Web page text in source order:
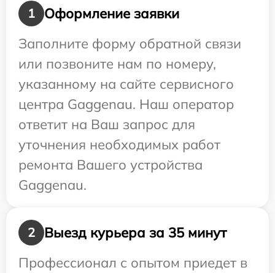
1
Оформление заявки
Заполните форму обратной связи
или позвоните нам по номеру,
указанному на сайте сервисного
центра Gaggenau. Наш оператор
ответит на Ваш запрос для
уточнения необходимых работ
ремонта Вашего устройства
Gaggenau.
2
Выезд курьера за 35 минут
Профессионал с опытом приедет в